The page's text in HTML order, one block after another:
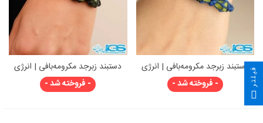
دستبند زبرجد مکرومه‌بافی | انرژی
سبزِ شادی و آرامش
- فروخته شد -
دستبند زبرجد مکرومه‌بافی | انرژی
سبزِ شادی و آرامش
- فروخته شد - فیلتر